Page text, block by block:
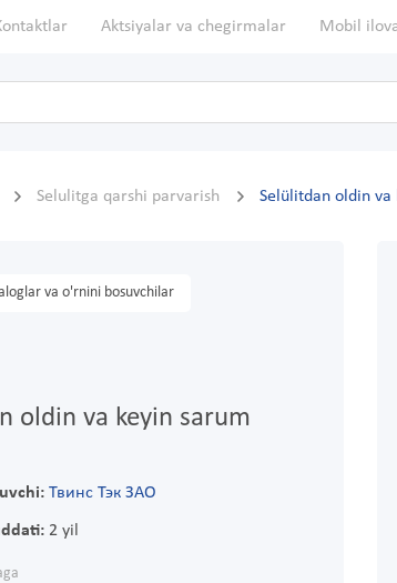
Aktsiyalar va chegirmalar Mobil
Selulitga qarshi parvarish Selülitdan oldin va
va o'rnini bosuvchilar
oldin va keyin sarum
Твинс Тэк ЗАО
2 yil